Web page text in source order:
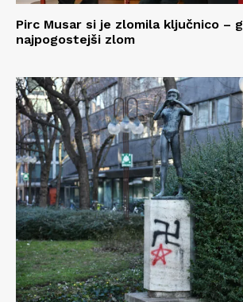
Pirc Musar si je zlomila ključnico –
najpogostejši zlom